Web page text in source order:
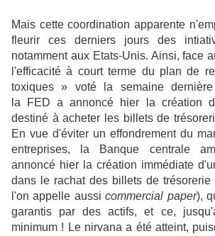
Mais cette coordination apparente
fleurir ces derniers jours des
notamment aux Etats-Unis. Ainsi, face
l'efficacité à court terme du plan de
toxiques » voté la semaine
la FED a annoncé hier la création
destiné à acheter les billets de
En vue d'éviter un effondrement du
entreprises, la Banque centrale
annoncé hier la création immédiate
dans le rachat des billets de
l'on appelle aussicommercial paper),
garantis par des actifs, et ce,
minimum ! Le nirvana a été atteint,